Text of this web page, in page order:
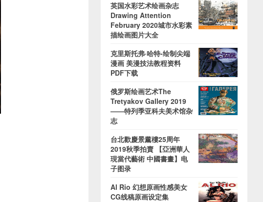
英国水彩艺术绘画杂志
Drawing Attention
February 2020城市水彩素
描绘画图片大全
克里斯托弗·哈特-绘制尖端
漫画 美漫技法教程资料
PDF下载
俄罗斯绘画艺术The
Tretyakov Gallery 2019
——特列季亚科夫美术馆杂
志
台北歡慶景薰樓25周年
2019秋季拍賣 【亞洲華人
現當代藝術 中國書畫】电
子图录
Al Rio 幻想原画性感美女
CG线稿原画设定集